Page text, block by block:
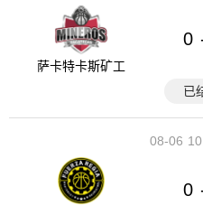
萨卡特卡斯矿工
0
已
08-06
0